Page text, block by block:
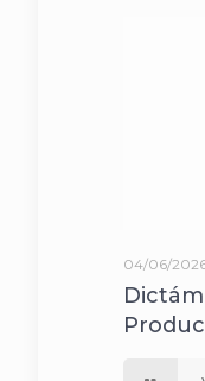
04/06/